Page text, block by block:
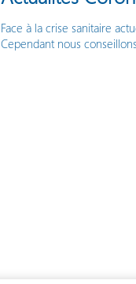
Face à la crise sanitaire
Cependant nous